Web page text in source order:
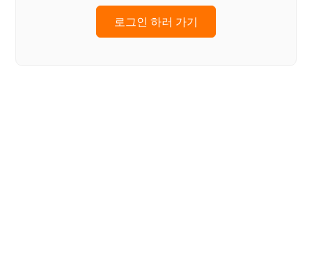
로그인 하러 가기